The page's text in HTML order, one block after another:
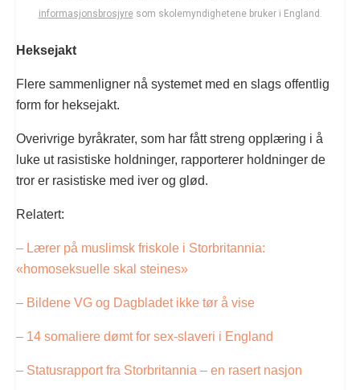
informasjonsbrosjyresom skolemyndighetene bruker i England.
Heksejakt
Flere sammenligner nå systemet med en slags offentlig
form for heksejakt.
Overivrige byråkrater, som har fått streng opplæring i å
luke ut rasistiske holdninger, rapporterer holdninger de
tror er rasistiske med iver og glød.
Relatert:
– Lærer på muslimsk friskole i Storbritannia:
«homoseksuelle skal steines»
– Bildene VG og Dagbladet ikke tør å vise
– 14 somaliere dømt for sex-slaveri i England
– Statusrapport fra Storbritannia – en rasert nasjon